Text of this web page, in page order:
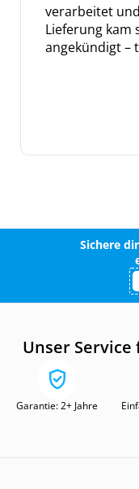
verarbeitet
Lieferung kam
angekündigt –
Sichere
Unser
Garantie: 2+ Jahre